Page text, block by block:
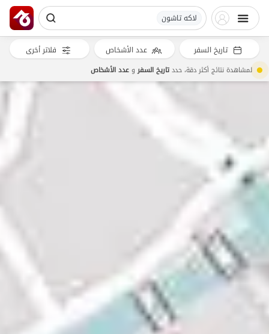
لاکه تاشون
تاريخ السفر عدد الأشخاص فلاتر أخرى
لمشاهدة نتائج أكثر دقة، حددتاريخ السفروعدد الأشخاص